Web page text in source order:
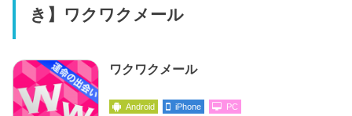
き】ワクワクメール
ワクワクメール
Android iPhone PC